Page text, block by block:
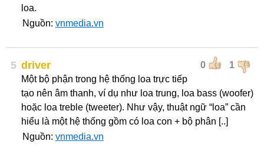
loa.
Nguồn: vnmedia.vn
5 0 1
driver
Một bộ phận trong hệ thống loa trực tiếp
tạo nên âm thanh, ví dụ như loa trung, loa bass (woofer)
hoặc loa treble (tweeter). Như vậy, thuật ngữ “loa” cần
hiểu là một hệ thống gồm có loa con + bộ phân [..]
Nguồn: vnmedia.vn